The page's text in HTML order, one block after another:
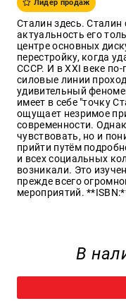
Лидер продаж
Сталин здесь. Сталин
актуальность его
центре основных
перестройку, когда
СССР. И в XXI веке
силовые линии
удивительный
имеет в себе "точку
ощущает незримое
современности.
чувствовать, но и
прийти путём
и всех социальных
возникали. Это
прежде всего
мероприятий.
В
жизни
Культура
и
Искусство
Поэзия
Кухня,
гастрономия,
кулинария
Оптовикам